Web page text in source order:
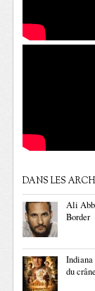
DANS LES
Ali
Border
Indiana
du